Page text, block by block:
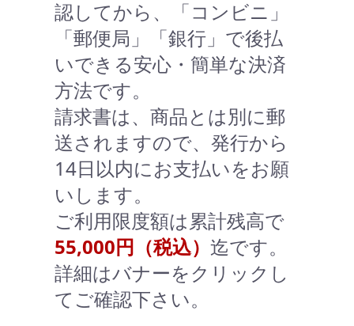
認してから、「コンビニ」
「郵便局」「銀行」で後払
いできる安心・簡単な決済
方法です。
請求書は、商品とは別に郵
送されますので、発行から
14日以内にお支払いをお願
いします。
ご利用限度額は累計残高で
55,000円（税込） 迄です。
詳細はバナーをクリックし
てご確認下さい。